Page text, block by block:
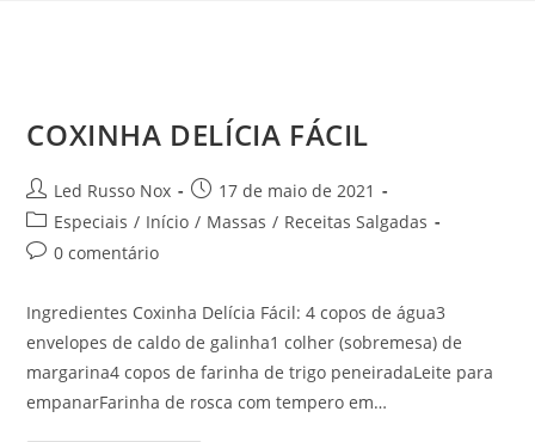
COXINHA DELÍCIA FÁCIL
Led Russo Nox
17 de maio de 2021
Especiais / Início / Massas / Receitas Salgadas
0 comentário
Ingredientes Coxinha Delícia Fácil: 4 copos de água3
envelopes de caldo de galinha1 colher (sobremesa) de
margarina4 copos de farinha de trigo peneiradaLeite para
empanarFarinha de rosca com tempero em…